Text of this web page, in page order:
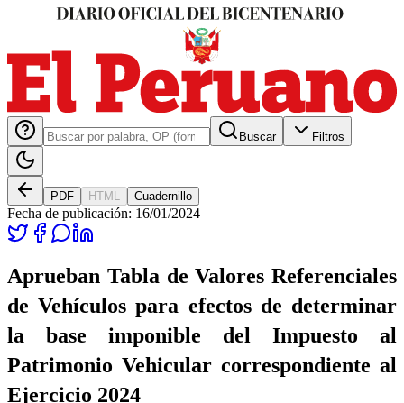
Buscar Filtros
PDF HTML Cuadernillo
Fecha de publicación: 16/01/2024
Aprueban Tabla de Valores Referenciales
de Vehículos para efectos de determinar
la base imponible del Impuesto al
Patrimonio Vehicular correspondiente al
Ejercicio 2024